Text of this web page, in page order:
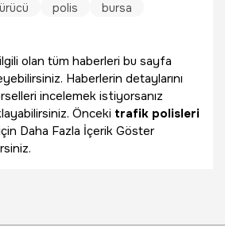
polis
bursa
olan tüm haberleri bu sayfa
Haberlerin detaylarını
incelemek istiyorsanız
Önceki trafik polisleri
Daha Fazla İçerik Göster